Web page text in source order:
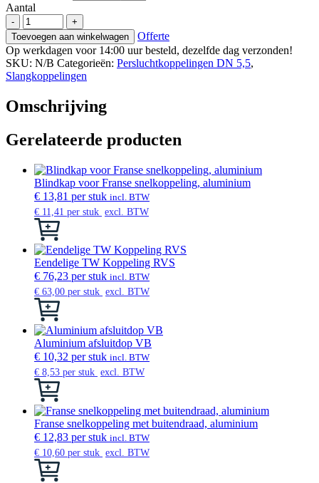
Aantal
-
Persluchtkoppeling
DN
5.5
met
binnendraad
aantal
+
Toevoegen aan winkelwagen
Offerte
Op werkdagen voor 14:00 uur besteld, dezelfde dag verzonden!
SKU: N/B Categorieën: Persluchtkoppelingen DN 5,5,
Slangkoppelingen
Omschrijving
Gerelateerde producten
Blindkap voor Franse snelkoppeling, aluminium
€ 13,81 per stuk incl. BTW
€ 11,41 per stuk excl. BTW
Dit
heeft
meerdere
variaties.
Deze
optie
gekozen
worden
op
de
productpagina
Eendelige TW Koppeling RVS
€ 76,23 per stuk incl. BTW
€ 63,00 per stuk excl. BTW
Dit
heeft
meerdere
variaties.
Deze
optie
gekozen
worden
op
de
productpagina
Aluminium afsluitdop VB
€ 10,32 per stuk incl. BTW
€ 8,53 per stuk excl. BTW
Dit
heeft
meerdere
variaties.
Deze
optie
Franse snelkoppeling met buitendraad, aluminium
€ 12,83 per stuk incl. BTW
€ 10,60 per stuk excl. BTW
Dit